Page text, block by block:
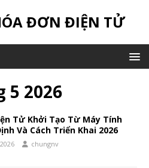
ĐƠN ĐIỆN TỬ
5 2026
Tử Khởi Tạo Từ Máy Tính
Và Cách Triển Khai 2026
chungnv